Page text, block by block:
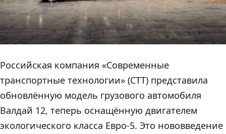
Российская компания «Современные
транспортные технологии» (СТТ) представила
обновлённую модель грузового автомобиля
Валдай 12, теперь оснащённую двигателем
экологического класса Евро-5. Это нововведение